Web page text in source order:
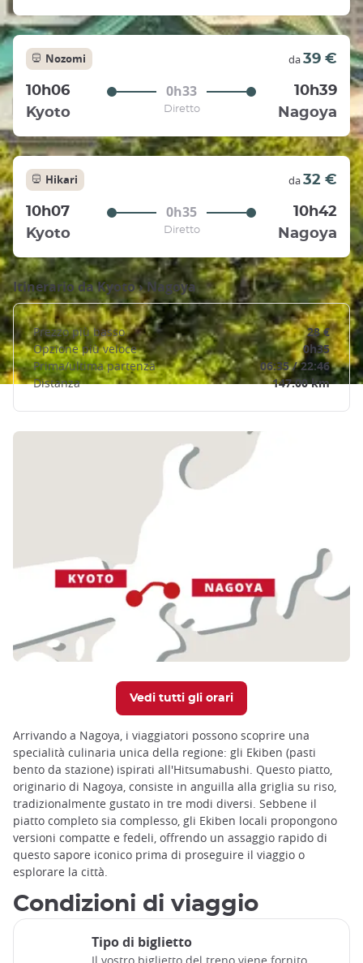
Nozomi da39 €
10h06 0h33
10h39
Kyoto
Diretto Nagoya
Hikari da32 €
10h07 0h35
10h42
Kyoto
Diretto Nagoya
Itinerario daKyoto›Nagoya
Prezzo più basso
28 €
Opzione più veloce
0h35
Prima/ultima partenza
06:35 / 22:46
Distanza
147.00 km
Vedi tutti gli orari
Arrivando a Nagoya, i viaggiatori possono scoprire una
specialità culinaria unica della regione: gli Ekiben (pasti
bento da stazione) ispirati all'Hitsumabushi. Questo piatto,
originario di Nagoya, consiste in anguilla alla griglia su riso,
tradizionalmente gustato in tre modi diversi. Sebbene il
piatto completo sia complesso, gli Ekiben locali propongono
versioni compatte e fedeli, offrendo un assaggio rapido di
questo sapore iconico prima di proseguire il viaggio o
esplorare la città.
Condizioni di viaggio
Tipo di biglietto